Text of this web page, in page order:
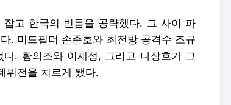
고 한국의 빈틈을 공략했다. 그 사이 파
. 미드필더 손준호와 최전방 공격수 조규
. 황의조와 이재성, 그리고 나상호가 그
뷔전을 치르게 됐다.